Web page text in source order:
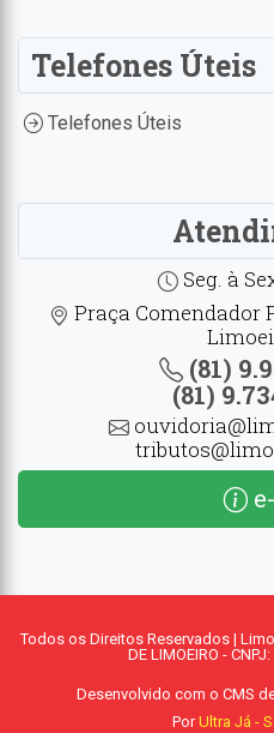
Telefones Úteis
Telefones Úteis
Seg. à
Praça Comendador
(81)
(81)
Todos os Direitos Reservados |
DE LIMOEIRO -
Desenvolvido com o CMS
PorUltra Já -